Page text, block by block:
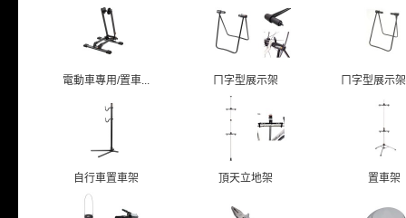
電動車專用/置車... ㄇ字型展示架 ㄇ字型展示
自行車置車架 頂天立地架 置車架